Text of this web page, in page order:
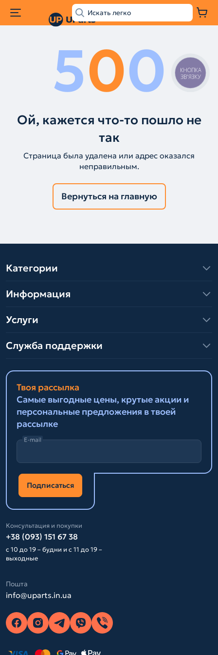
500
Ой, кажется что-то пошло не
так
Страница была удалена или адрес оказался
неправильным.
Вернуться на главную
Категории
Информация
Услуги
Служба поддержки
Твоя рассылка
Самые выгодные цены, крутые акции и
персональные предложения в твоей
рассылке
E-mail
Подписаться
Консультация и покупки
+38 (093) 151 67 38
с 10 до 19 – будни и с 11 до 19 –
выходные
Пошта
info@uparts.in.ua
КНОПКА
ЗВ'ЯЗКУ